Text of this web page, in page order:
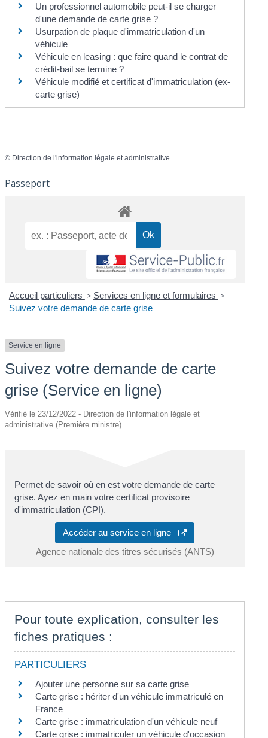
Un professionnel automobile peut-il se charger
d'une demande de carte grise ?
Usurpation de plaque d'immatriculation d'un
véhicule
Véhicule en leasing : que faire quand le contrat de
crédit-bail se termine ?
Véhicule modifié et certificat d'immatriculation (ex-
carte grise)
© Direction de l'information légale et administrative
Passeport
Accueil particuliers > Services en ligne et formulaires >
Suivez votre demande de carte grise
Service en ligne
Suivez votre demande de carte
grise (Service en ligne)
Vérifié le 23/12/2022 - Direction de l'information légale et
administrative (Première ministre)
Permet de savoir où en est votre demande de carte
grise. Ayez en main votre certificat provisoire
d'immatriculation (CPI).
Accéder au service en ligne
Agence nationale des titres sécurisés (ANTS)
Pour toute explication, consulter les
fiches pratiques :
PARTICULIERS
Ajouter une personne sur sa carte grise
Carte grise : hériter d'un véhicule immatriculé en
France
Carte grise : immatriculation d'un véhicule neuf
Carte grise : immatriculer un véhicule d'occasion